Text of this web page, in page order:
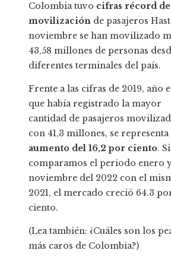
Colombia tuvo cifras récord de
movilización de pasajeros
noviembre se han movilizado
43,58 millones de personas
diferentes terminales del país.
Frente a las cifras de 2019, año
que había registrado la mayor
cantidad de pasajeros
con 41,3 millones, se representa
aumento del 16,2 por ciento. Si
comparamos el periodo enero
noviembre del 2022 con el
2021, el mercado creció 64.3
ciento.
(Lea también: ¿Cuáles son los
más caros de Colombia?)